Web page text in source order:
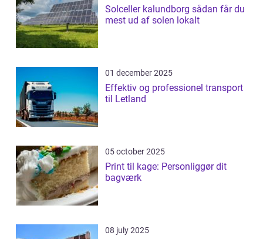
Solceller kalundborg sådan får du
mest ud af solen lokalt
01 december 2025
Effektiv og professionel transport
til Letland
05 october 2025
Print til kage: Personliggør dit
bagværk
08 july 2025